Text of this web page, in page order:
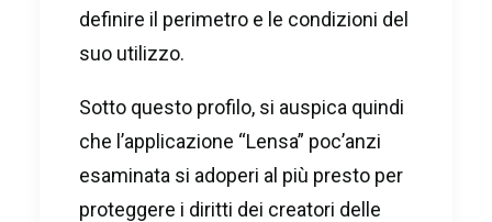
definire il perimetro e le condizioni del
suo utilizzo.
Sotto questo profilo, si auspica quindi
che l’applicazione “Lensa” poc’anzi
esaminata si adoperi al più presto per
proteggere i diritti dei creatori delle